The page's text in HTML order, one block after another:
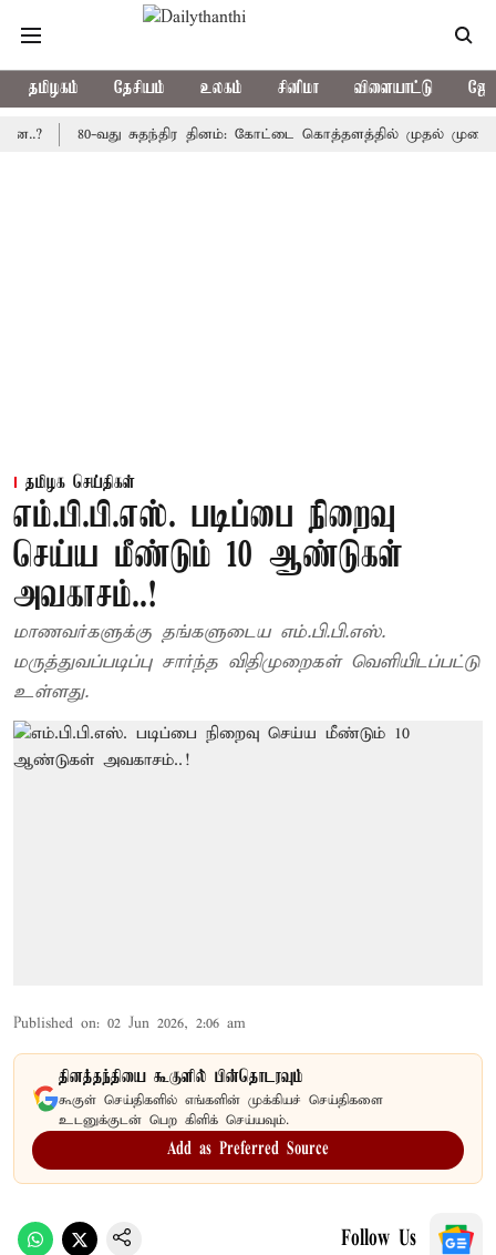
தமிழகம் தேசியம் உலகம் சினிமா விளையாட்டு
80-வது சுதந்திர தினம்: கோட்டை கொத்தளத்தில் முதல் முறையாக
தமிழக செய்திகள்
எம்.பி.பி.எஸ். படிப்பை நிறைவு
செய்ய மீண்டும் 10 ஆண்டுகள்
அவகாசம்..!
மாணவர்களுக்கு தங்களுடைய எம்.பி.பி.எஸ்.
மருத்துவப்படிப்பு சார்ந்த விதிமுறைகள் வெளியிடப்பட்டு
உள்ளது.
Published on: 02 Jun 2026, 2:06 am
தினத்தந்தியை கூகுளில் பின்தொடரவும்
கூகுள் செய்திகளில் எங்களின் முக்கியச் செய்திகளை
உடனுக்குடன் பெற கிளிக் செய்யவும்.
Add as Preferred Source
Follow Us